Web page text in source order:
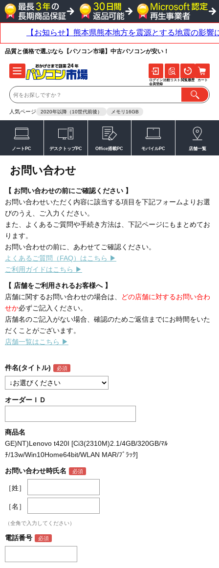
品質と価格で選ぶなら【パソコン市場】中古パソコンが安い！
人気ページ 2020年以降（10世代前後） メモリ16GB
ログイン
会員登録
比較リスト 閲覧履歴 カート
ノートPC デスクトップPC Office搭載PC モバイルPC 店舗一覧
お問い合わせ
【 お問い合わせの前にご確認ください 】
お問い合わせいただく内容に該当する項目を下記フォームよりお選
びのうえ、ご入力ください。
また、よくあるご質問や手続き方法は、下記ページにもまとめてお
ります。
お問い合わせの前に、あわせてご確認ください。
よくあるご質問（FAQ）はこちら ▶
ご利用ガイドはこちら ▶
【 店舗をご利用されるお客様へ 】
店舗に関するお問い合わせの場合は、
どの店舗に対するお問い合わ
せか必ずご記入ください。
店舗名のご記入がない場合、確認のためご返信までにお時間をいた
だくことがございます。
店舗一覧はこちら ▶
件名(タイトル)
オーダーＩＤ
商品名
GE)NT)Lenovo t420I [Ci3(2310M)2.1/4GB/320GB/ﾏﾙ
ﾁ/13w/Win10Home64bit/WLAN MAR/ﾌﾞﾗｯｸ]
お問い合わせ時氏名
［姓］
［名］
（全角で入力してください）
電話番号